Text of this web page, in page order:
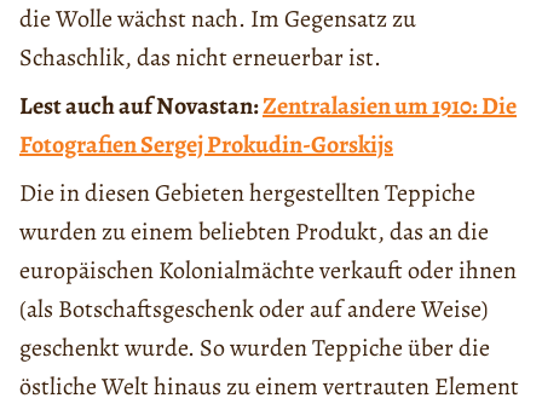
die Wolle wächst nach. Im Gegensatz zu
Schaschlik, das nicht erneuerbar ist.
Lest auch auf Novastan:Zentralasien um 1910: Die
Fotografien Sergej Prokudin-Gorskijs
Die in diesen Gebieten hergestellten Teppiche
wurden zu einem beliebten Produkt, das an die
europäischen Kolonialmächte verkauft oder ihnen
(als Botschaftsgeschenk oder auf andere Weise)
geschenkt wurde. So wurden Teppiche über die
östliche Welt hinaus zu einem vertrauten Element